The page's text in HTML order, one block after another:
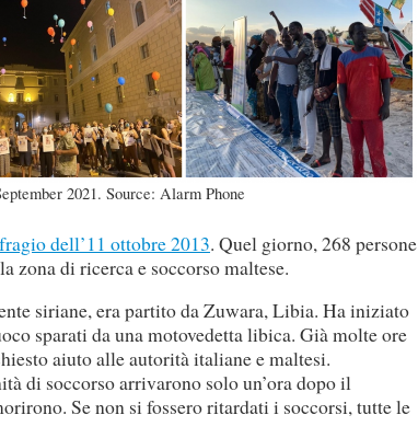
2021. Source: Alarm Phone
dell’11 ottobre 2013. Quel giorno, 268 persone
zona di ricerca e soccorso maltese.
siriane, era partito da Zuwara, Libia. Ha iniziato
sparati da una motovedetta libica. Già molte ore
aiuto alle autorità italiane e maltesi.
di soccorso arrivarono solo un’ora dopo il
Se non si fossero ritardati i soccorsi, tutte le